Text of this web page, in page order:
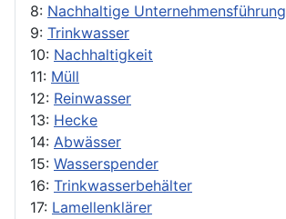
8: Nachhaltige Unternehmensführung
9: Trinkwasser
10: Nachhaltigkeit
11: Müll
12: Reinwasser
13: Hecke
14: Abwässer
15: Wasserspender
16: Trinkwasserbehälter
17: Lamellenklärer